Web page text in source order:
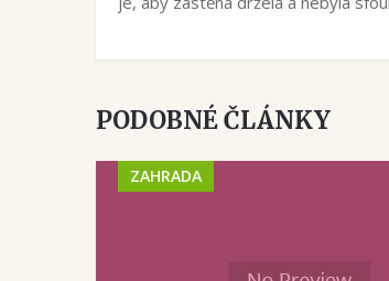
PODOBNÉ ČLÁNKY
ZAHRADA